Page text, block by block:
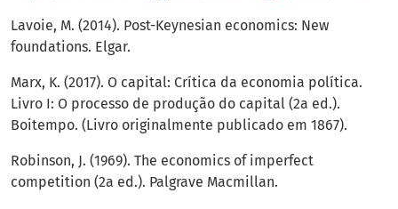
Lavoie, M. (2014). Post-Keynesian economics: New
foundations. Elgar.
Marx, K. (2017). O capital: Crítica da economia política.
Livro I: O processo de produção do capital (2a ed.).
Boitempo. (Livro originalmente publicado em 1867).
Robinson, J. (1969). The economics of imperfect
competition (2a ed.). Palgrave Macmillan.